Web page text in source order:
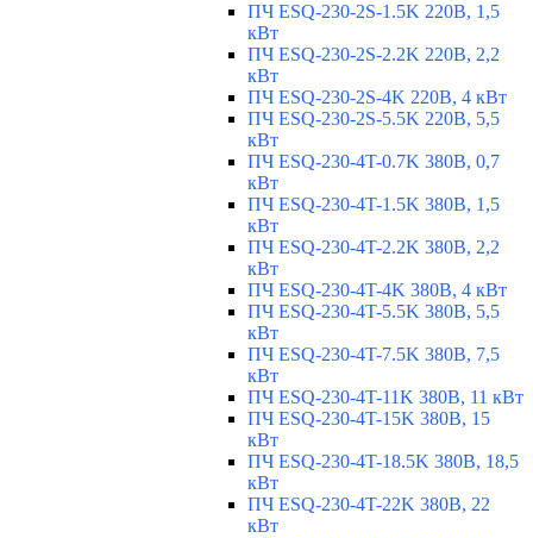
ПЧ ESQ-230-2S-1.5K 220В, 1,5
кВт
ПЧ ESQ-230-2S-2.2K 220В, 2,2
кВт
ПЧ ESQ-230-2S-4K 220В, 4 кВт
ПЧ ESQ-230-2S-5.5K 220В, 5,5
кВт
ПЧ ESQ-230-4T-0.7K 380В, 0,7
кВт
ПЧ ESQ-230-4T-1.5K 380В, 1,5
кВт
ПЧ ESQ-230-4T-2.2K 380В, 2,2
кВт
ПЧ ESQ-230-4T-4K 380В, 4 кВт
ПЧ ESQ-230-4T-5.5K 380В, 5,5
кВт
ПЧ ESQ-230-4T-7.5K 380В, 7,5
кВт
ПЧ ESQ-230-4T-11K 380В, 11 кВт
ПЧ ESQ-230-4T-15K 380В, 15
кВт
ПЧ ESQ-230-4T-18.5K 380В, 18,5
кВт
ПЧ ESQ-230-4T-22K 380В, 22
кВт